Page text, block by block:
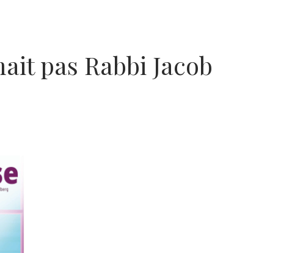
pas Rabbi Jacob